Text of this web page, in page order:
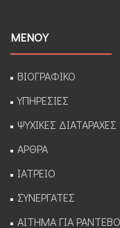
ΜΕΝΟΥ
ΒΙΟΓΡΑΦΙΚΟ
ΥΠΗΡΕΣΙΕΣ
ΨΥΧΙΚΕΣ ΔΙΑΤΑΡΑΧΕΣ
ΑΡΘΡΑ
ΙΑΤΡΕΙΟ
ΣΥΝΕΡΓΑΤΕΣ
ΑΙΤΗΜΑ ΓΙΑ